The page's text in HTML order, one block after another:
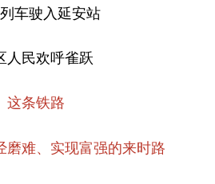
车驶入延安站
人民欢呼雀跃
这条铁路
磨难、实现富强的来时路